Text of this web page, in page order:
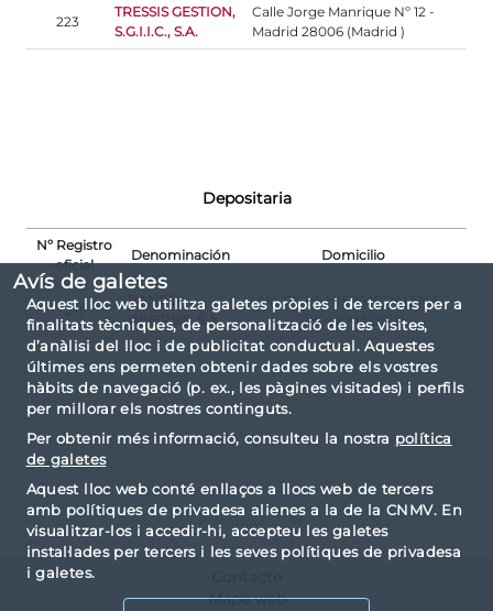
Avís de galetes
Aquest lloc web utilitza galetes pròpies i de tercers per a
finalitats tècniques, de personalització de les visites,
d’anàlisi del lloc i de publicitat conductual. Aquestes
últimes ens permeten obtenir dades sobre els vostres
hàbits de navegació (p. ex., les pàgines visitades) i perfils
per millorar els nostres continguts.
Per obtenir més informació, consulteu la nostra política
de galetes
Aquest lloc web conté enllaços a llocs web de tercers
amb polítiques de privadesa alienes a la de la CNMV. En
visualitzar-los i accedir-hi, accepteu les galetes
instal·lades per tercers i les seves polítiques de privadesa
i galetes.
223
TRESSIS GESTION,
S.G.I.I.C., S.A.
Calle Jorge Manrique Nº 12 -
Madrid 28006 (Madrid )
Depositaria
Nº Registro
oficial
Denominación Domicilio
211
BANCO
INVERSIS, S.A.
AV. DE LA HISPANIDAD N.6 -
28042 MADRID
Mapa web